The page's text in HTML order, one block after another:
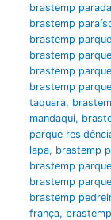
brastemp
brastemp
brastemp
brastemp
brastemp
brastemp
taquara,
mandaqui,
parque
lapa, brastemp
brastemp
brastemp
brastemp
frança,